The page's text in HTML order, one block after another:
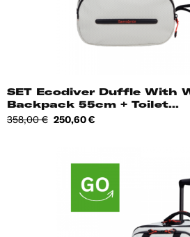
SET Ecodiver Duffle With
Backpack 55cm + Toilet...
Tavahind
358,00 € Hind
250,60 €